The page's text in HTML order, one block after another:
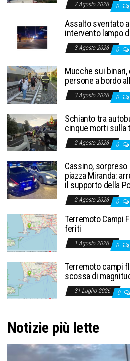
7 Agosto 2026 0
Assalto sventato
intervento lampo
3 Agosto 2026 0
Mucche sui
persone a bordo
3 Agosto 2026 0
Schianto tra
cinque morti sulla
2 Agosto 2026 0
Cassino,
piazza Miranda:
il supporto della
2 Agosto 2026 0
Terremoto Campi
feriti
1 Agosto 2026 0
Terremoto campi
scossa di
31 Luglio 2026 0
Notizie più lette